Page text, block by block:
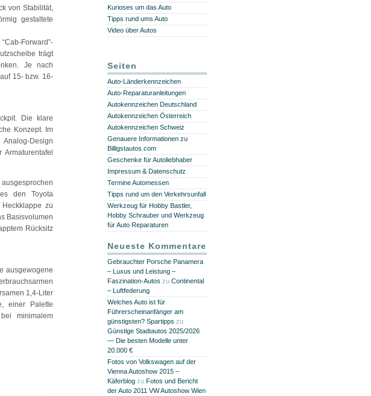
von Stabilität,
gestaltete
Forward”-
trägt
Je nach
15- bzw. 16-
Die klare
Konzept. Im
Design
den Toyota
zu
Basisvolumen
Rücksitz
ausgewogene
1,4-Liter
einer Palette
minimalem
Kurioses um das Auto
Tipps rund ums Auto
Video über Autos
Seiten
Auto-Länderkennzeichen
Auto-Reparaturanleitungen
Autokennzeichen Deutschland
Autokennzeichen Österreich
Autokennzeichen Schweiz
Genauere Informationen zu
Billigstautos.com
Geschenke für Autoliebhaber
Impressum & Datenschutz
Termine Automessen
Tipps rund um den Verkehrsunfall
Werkzeug für Hobby Bastler,
Hobby Schrauber und Werkzeug
für Auto Reparaturen
Neueste Kommentare
Gebrauchter Porsche Panamera
– Luxus und Leistung –
Faszination-Autos zu Continental
– Luftfederung
Welches Auto ist für
Führerscheinanfänger am
günstigsten? Spartipps zu
Günstige Stadtautos 2025/2026
— Die besten Modelle unter
20.000 €
Fotos von Volkswagen auf der
Vienna Autoshow 2015 –
Käferblog zu Fotos und Bericht
der Auto 2011 VW Autoshow Wien